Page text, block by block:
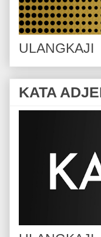
ULANGKAJI
KATA